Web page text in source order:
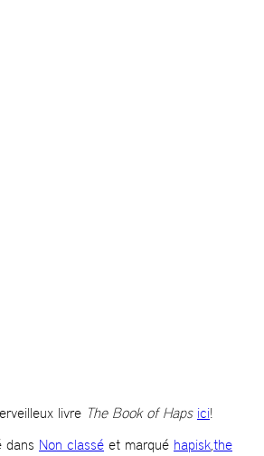
livre The Book of Haps ici!
dans Non classé et marqué hapisk,the